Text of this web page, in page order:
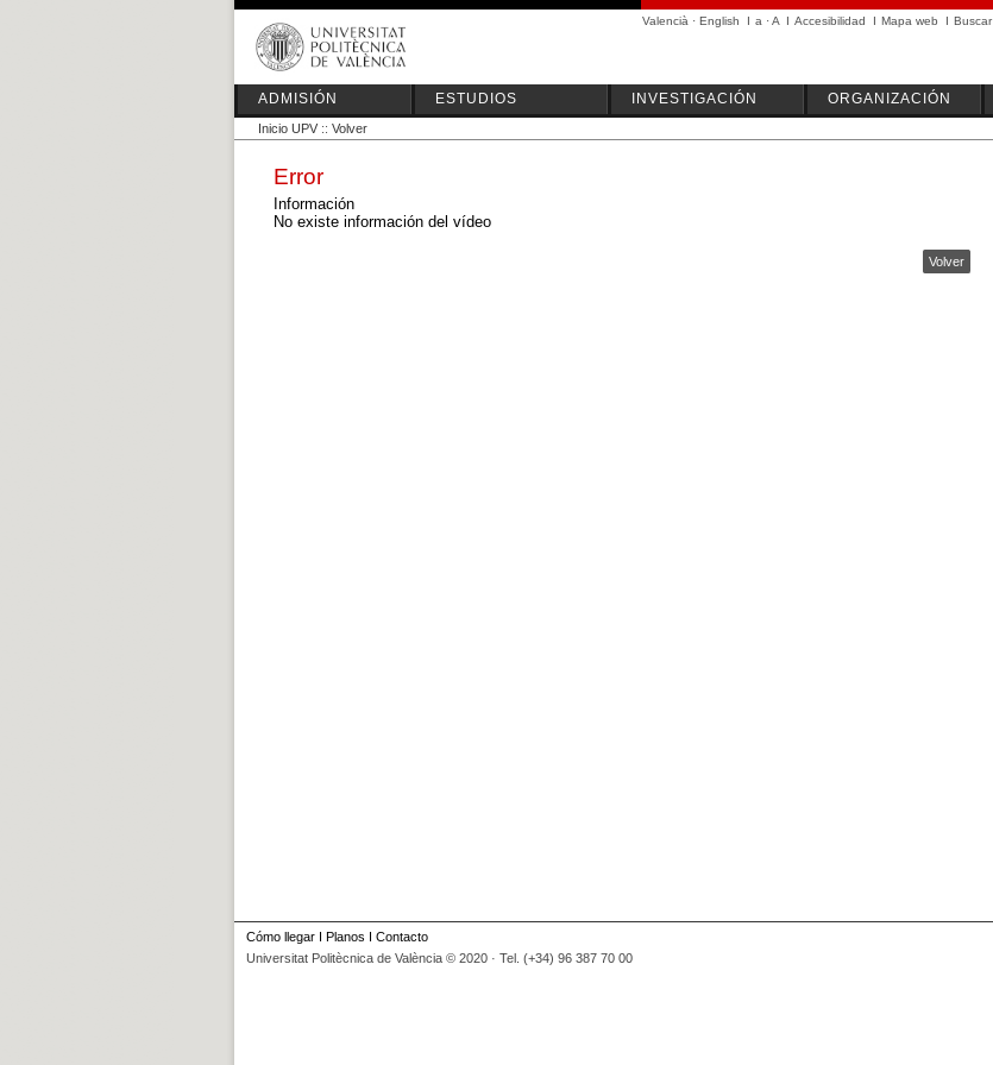
Valencià · English I a ·A I Accesibilidad I Mapa web I Buscar
ADMISIÓN ESTUDIOS INVESTIGACIÓN ORGANIZACIÓN
Inicio UPV :: Volver
Error
Información
No existe información del vídeo
Volver
Cómo llegar I Planos I Contacto
Universitat Politècnica de València © 2020 · Tel. (+34) 96 387 70 00